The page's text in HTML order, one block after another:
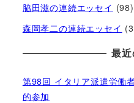
脇田滋の連続エッセイ (98)
森岡孝二の連続エッセイ
最
第98回 イタリア派遣労働
的参加